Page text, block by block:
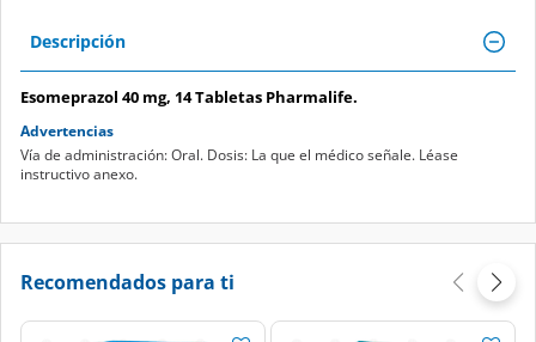
Descripción
Esomeprazol 40 mg, 14 Tabletas Pharmalife.
Advertencias
Vía de administración: Oral. Dosis: La que el médico señale. Léase
instructivo anexo.
Recomendados para ti